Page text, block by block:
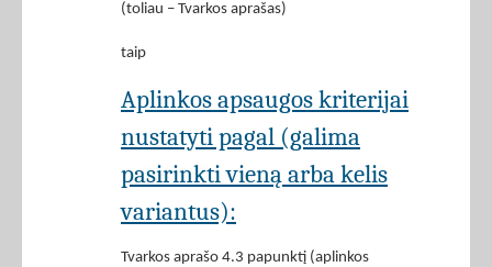
(toliau – Tvarkos aprašas)
taip
Aplinkos apsaugos kriterijai
nustatyti pagal (galima
pasirinkti vieną arba kelis
variantus):
Tvarkos aprašo 4.3 papunktį (aplinkos